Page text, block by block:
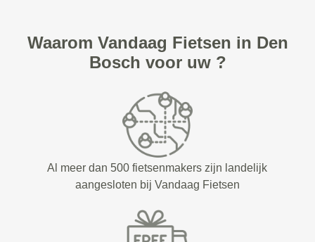
Waarom Vandaag Fietsen in Den
Bosch voor uw ?
Al meer dan 500 fietsenmakers zijn landelijk
aangesloten bij Vandaag Fietsen